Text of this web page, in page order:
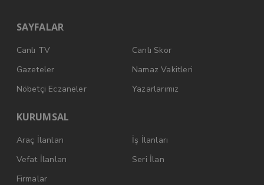
SAYFALAR
Canlı TV
Canlı Skor
Gazeteler
Namaz Vakitleri
Nöbetçi Eczaneler
Yazarlarımız
KURUMSAL
Araç İlanları
İş İlanları
Vefat İlanları
Seri İlan
Firmalar